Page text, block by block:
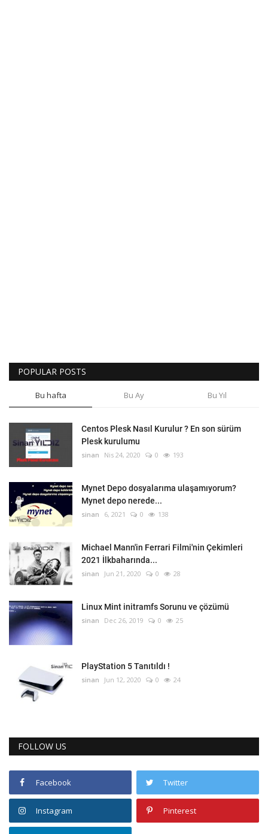
POPULAR POSTS
Bu hafta Bu Ay Bu Yıl
Centos Plesk Nasıl Kurulur ? En son sürüm
Plesk kurulumu
sinan Nis 24, 2020 0 193
Mynet Depo dosyalarıma ulaşamıyorum?
Mynet depo nerede...
sinan 6, 2021 0 138
Michael Mann'in Ferrari Filmi'nin Çekimleri
2021 İlkbaharında...
sinan Jun 21, 2020 0 28
Linux Mint initramfs Sorunu ve çözümü
sinan Dec 26, 2019 0 25
PlayStation 5 Tanıtıldı !
sinan Jun 12, 2020 0 24
FOLLOW US
Facebook Twitter
Instagram Pinterest